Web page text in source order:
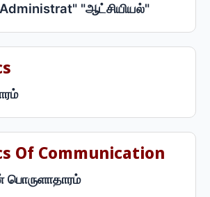
"ஆட்சியியல்"
Of Communication
பொருளாதாரம்